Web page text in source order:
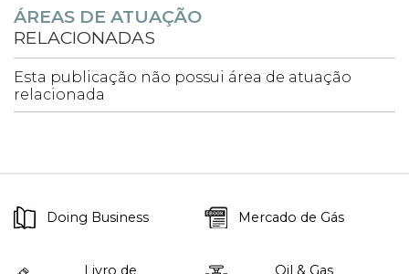
ÁREAS DE ATUAÇÃO
RELACIONADAS
Esta publicação não possui área de atuação
relacionada
Doing Business Mercado de Gás
Livro de Oil & Gas